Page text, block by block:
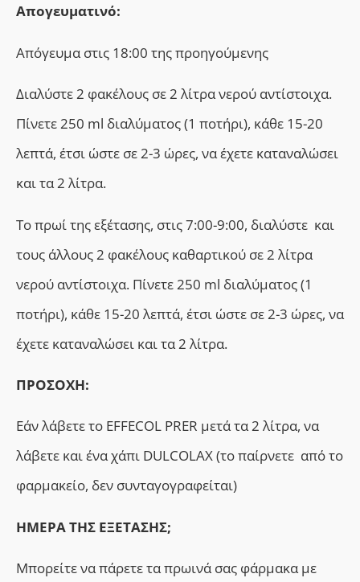
Απογευματινό:
Απόγευμα στις 18:00 της προηγούμενης
Διαλύστε 2 φακέλους σε 2 λίτρα νερού αντίστοιχα.
Πίνετε 250 ml διαλύματος (1 ποτήρι), κάθε 15-20
λεπτά, έτσι ώστε σε 2-3 ώρες, να έχετε καταναλώσει
και τα 2 λίτρα.
Το πρωί της εξέτασης, στις 7:00-9:00, διαλύστε και
τους άλλους 2 φακέλους καθαρτικού σε 2 λίτρα
νερού αντίστοιχα. Πίνετε 250 ml διαλύματος (1
ποτήρι), κάθε 15-20 λεπτά, έτσι ώστε σε 2-3 ώρες, να
έχετε καταναλώσει και τα 2 λίτρα.
ΠΡΟΣΟΧΗ:
Εάν λάβετε το EFFECOL PRER μετά τα 2 λίτρα, να
λάβετε και ένα χάπι DULCOLAX (το παίρνετε από το
φαρμακείο, δεν συνταγογραφείται)
ΗΜΕΡΑ ΤΗΣ ΕΞΕΤΑΣΗΣ;
Μπορείτε να πάρετε τα πρωινά σας φάρμακα με